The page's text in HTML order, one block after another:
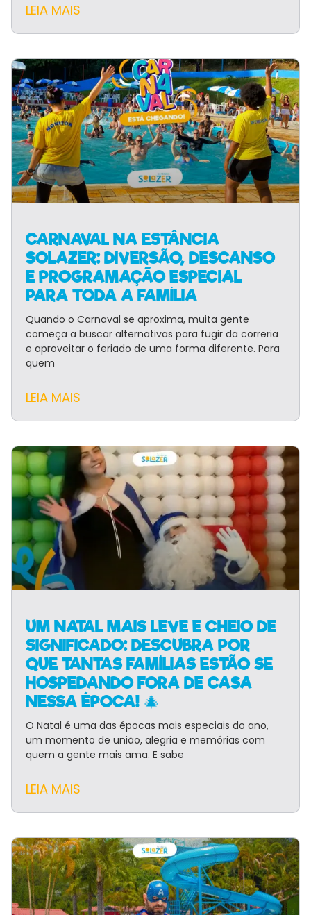
LEIA MAIS
CARNAVAL NA ESTÂNCIA
SOLAZER: DIVERSÃO, DESCANSO
E PROGRAMAÇÃO ESPECIAL
PARA TODA A FAMÍLIA
Quando o Carnaval se aproxima, muita gente
começa a buscar alternativas para fugir da correria
e aproveitar o feriado de uma forma diferente. Para
quem
LEIA MAIS
UM NATAL MAIS LEVE E CHEIO DE
SIGNIFICADO: DESCUBRA POR
QUE TANTAS FAMÍLIAS ESTÃO SE
HOSPEDANDO FORA DE CASA
NESSA ÉPOCA! 🎄
O Natal é uma das épocas mais especiais do ano,
um momento de união, alegria e memórias com
quem a gente mais ama. E sabe
LEIA MAIS